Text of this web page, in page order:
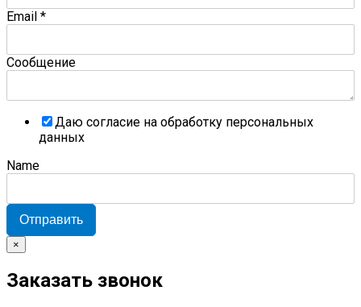
Email *
Сообщение
Даю согласие на обработку персональных
данных
Name
Отправить
×
Заказать звонок